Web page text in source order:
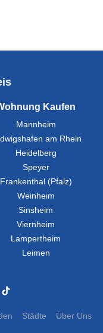
Kaufen
Mannheim
am Rhein
Heidelberg
Speyer
Frankenthal (Pfalz)
Weinheim
Sinsheim
Viernheim
Lampertheim
Leimen
Städte Über Uns